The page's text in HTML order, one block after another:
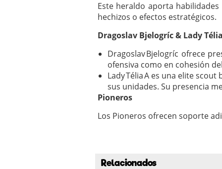
Este heraldo aporta
hechizos o efectos estratégicos.
Dragoslav Bjelogríc & Lady
Dragoslav Bjelogríc ofrece
ofensiva como en cohesión
Lady Télia A es una elite scout
sus unidades. Su presencia
Pioneros
Los Pioneros ofrecen soporte
Relacionados